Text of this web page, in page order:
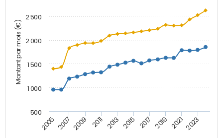
Montant par mois (€)
2005 2007 2009 2011 2013 2015 2017 2019 2021 2023
500
1 000
1 500
2 000
2 500